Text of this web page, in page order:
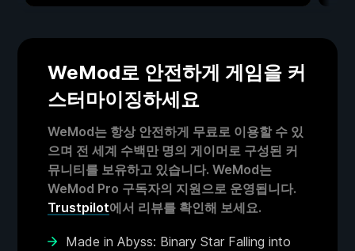
WeMod로 안전하게 게임을 커
스터마이징하세요
WeMod는 항상 안전하게 무료로 이용할 수 있
으며 전 세계 수백만 명의 게이머로 구성된 커
뮤니티를 보유하고 있습니다. WeMod는
WeMod Pro 구독자의 지원으로 운영됩니다.
Trustpilot에서 리뷰를 확인해 보세요.
Made in Abyss: Binary Star Falling into